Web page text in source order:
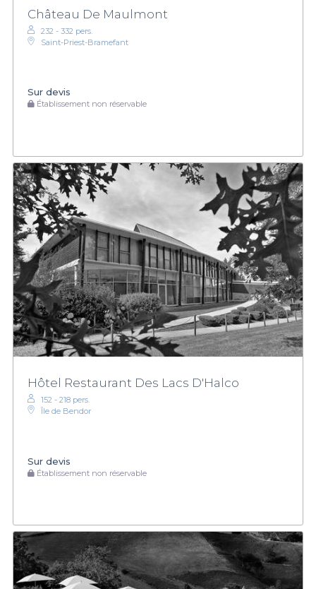
Château De Maulmont
232 - 332 pers.
Saint-Priest-Bramefant
Sur devis
Établissement non réservable
Hôtel Restaurant Des Lacs D'Halco
152 - 218 pers.
Île de Bendor
Sur devis
Établissement non réservable